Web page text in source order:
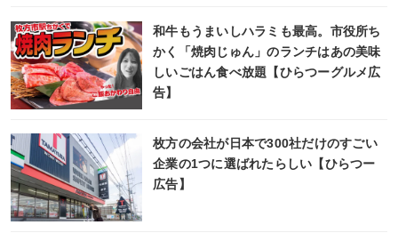
和牛もうまいしハラミも最高。市役所ち
かく「焼肉じゅん」のランチはあの美味
しいごはん食べ放題【ひらつーグルメ広
告】
枚方の会社が日本で300社だけのすごい
企業の1つに選ばれたらしい【ひらつー
広告】